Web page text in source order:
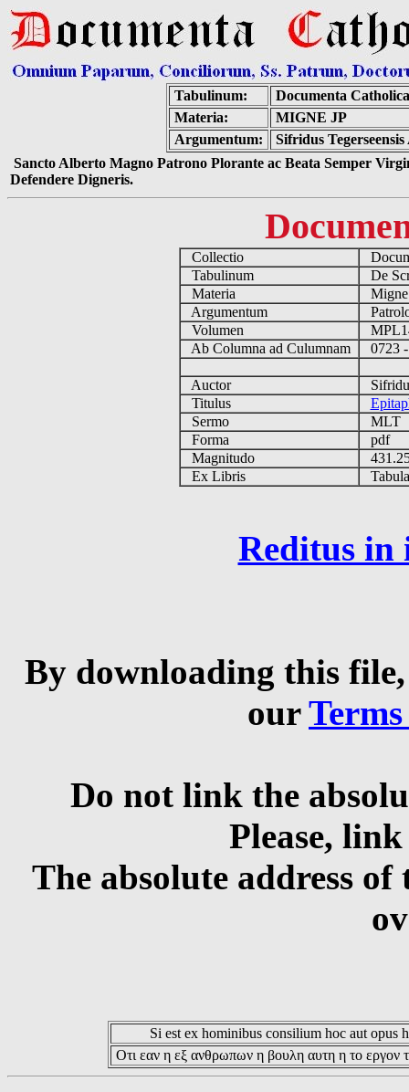
Tabulinum:
Documenta
Materia:
MIGNE JP
Argumentum:
Sifridus
Sancto Alberto Magno Patrono Plorante ac Beata Semper
Defendere Digneris.
Collectio
Tabulinum
De
Materia
Argumentum
Volumen
Ab Columna ad Culumnam
0723
Auctor
Titulus
Sermo
MLT
Forma
pdf
Magnitudo
Ex Libris
Reditus in
By downloading this
our
Do not link the
Please,
The absolute address
Si est ex hominibus consilium hoc aut opus
Οτι εαν η εξ ανθρωπων η βουλη αυτη η το εργον